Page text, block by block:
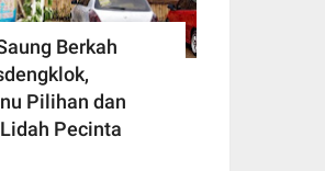
Berkah
Pilihan dan
Pecinta